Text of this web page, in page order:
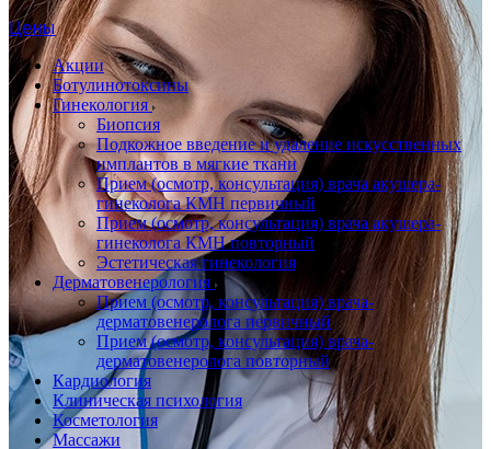
Цены
Акции
Ботулинотоксины
Гинекология
Биопсия
Подкожное введение и удаление искусственных
имплантов в мягкие ткани
Прием (осмотр, консультация) врача акушера-
гинеколога КМН первичный
Прием (осмотр, консультация) врача акушера-
гинеколога КМН повторный
Эстетическая гинекология
Дерматовенерология
Прием (осмотр, консультация) врача-
дерматовенеролога первичный
Прием (осмотр, консультация) врача-
дерматовенеролога повторный
Кардиология
Клиническая психология
Косметология
Массажи